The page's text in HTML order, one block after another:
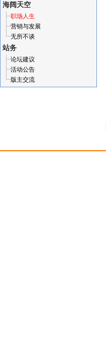
海阔天空
职场人生
营销与发展
无所不谈
站务
论坛建议
活动公告
版主交流